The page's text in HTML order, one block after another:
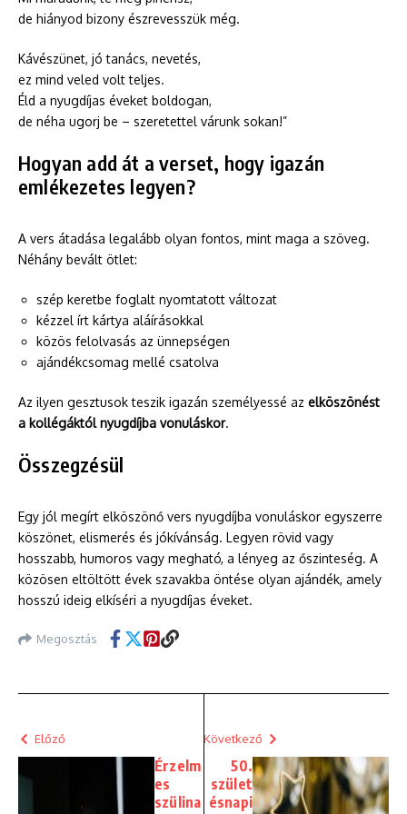
de hiányod bizony észrevesszük még.
Kávészünet, jó tanács, nevetés,
ez mind veled volt teljes.
Éld a nyugdíjas éveket boldogan,
de néha ugorj be – szeretettel várunk sokan!”
Hogyan add át a verset, hogy igazán
emlékezetes legyen?
A vers átadása legalább olyan fontos, mint maga a szöveg.
Néhány bevált ötlet:
szép keretbe foglalt nyomtatott változat
kézzel írt kártya aláírásokkal
közös felolvasás az ünnepségen
ajándékcsomag mellé csatolva
Az ilyen gesztusok teszik igazán személyessé az elköszönést
a kollégáktól nyugdíjba vonuláskor.
Összegzésül
Egy jól megírt elköszönő vers nyugdíjba vonuláskor egyszerre
köszönet, elismerés és jókívánság. Legyen rövid vagy
hosszabb, humoros vagy megható, a lényeg az őszinteség. A
közösen eltöltött évek szavakba öntése olyan ajándék, amely
hosszú ideig elkíséri a nyugdíjas éveket.
Megosztás
Előző
Érzelm
es
szülina
Következő
50.
szület
ésnapi